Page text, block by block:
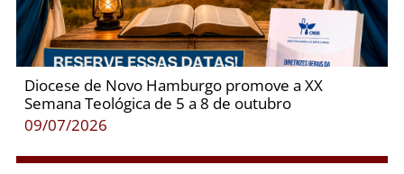
Diocese de Novo Hamburgo promove a XX
Semana Teológica de 5 a 8 de outubro
09/07/2026